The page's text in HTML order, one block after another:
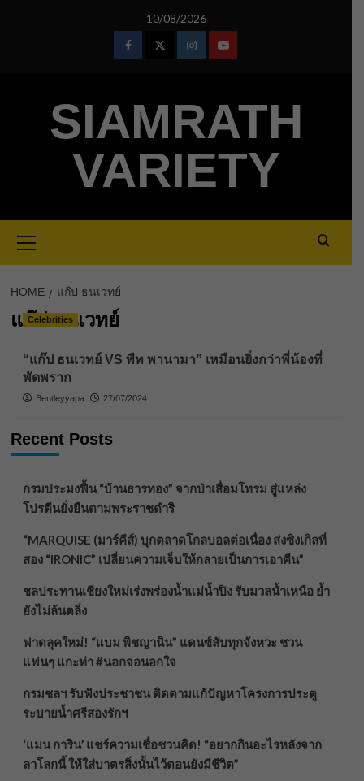
10/08/2026
FacebookTwitterInstagramYoutube
SIAMRATH
VARIETY
Menu
HOME แก๊ป ธนเวทย์
แก๊ป ธนเวทย์
Celebrities
“แก๊ป ธนเวทย์ VS พีท พานามา” เหมือนยิ่งกว่าพี่น้องที่
พัดพราก
Bentleyyapa 27/07/2024
Recent Posts
กรมประมงฟื้น “บ้านธารทอง” จากป่าเสื่อมโทรม สู่แหล่ง
โปรตีนยั่งยืนตามพระราชดำริ
“MARQUISE (มาร์คีส์) บุกตลาดโกลบอลต่อเนื่อง ส่งซิงเกิลที่
สอง “IRONIC” เปลี่ยนความเจ็บให้กลายเป็นการเอาคืน”
ชลประทานเชียงใหม่เร่งพร่องน้ำแม่น้ำปิง รับมวลน้ำเหนือ ย้ำ
ยังไม่ล้นตลิ่ง
ฟาดลุคใหม่! “แบม พิชญานิน” แดนซ์สับทุกจังหวะ ชวน
แฟนๆ แกะท่า #นอกจอนอกใจ
กรมชลฯ รับฟังประชาชน ติดตามแก้ปัญหาโครงการประตู
ระบายน้ำศรีสองรักฯ
‘แมน การิน’ แชร์ความเชื่อชวนคิด! “อยากกินอะไรหลังจาก
ลาโลกนี้ ให้ใส่บาตรสิ่งนั้นไว้ตอนยังมีชีวิต”